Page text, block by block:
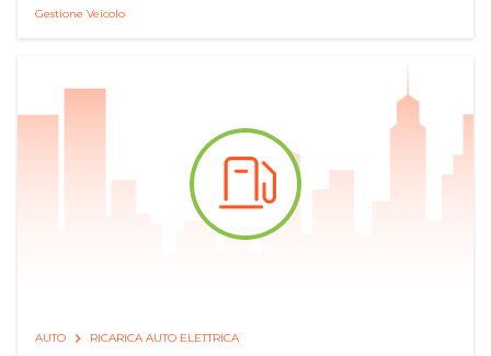
Gestione Veicolo
AUTO RICARICA AUTO ELETTRICA